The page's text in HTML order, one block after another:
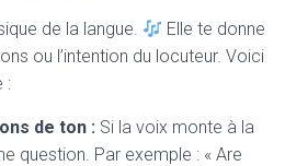
de la langue.
Elle te donne
ou l’intention du locuteur. Voici
:
de ton : Si la voix monte à la
question. Par exemple : « Are